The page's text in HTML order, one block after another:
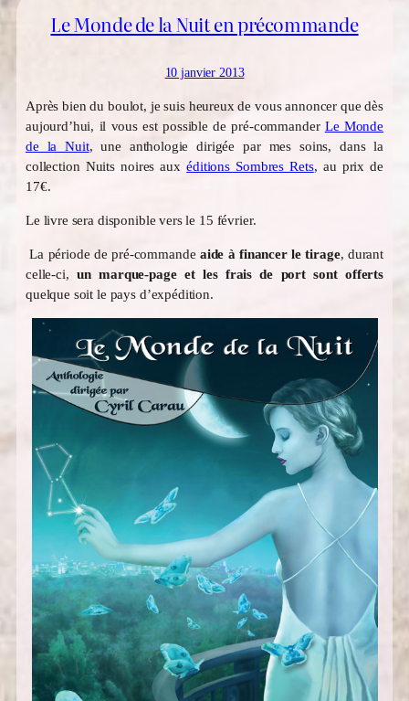
Le Monde de la Nuit en précommande
10 janvier 2013
Après bien du boulot, je suis heureux de vous annoncer que dès
aujourd’hui, il vous est possible de pré-commander Le Monde
de la Nuit, une anthologie dirigée par mes soins, dans la
collection Nuits noires auxéditions Sombres Rets, au prix de
17€.
Le livre sera disponible vers le 15 février.
La période de pré-commande aide à financer le tirage, durant
celle-ci,un marque-page et les frais de port sont offerts
quelque soit le pays d’expédition.